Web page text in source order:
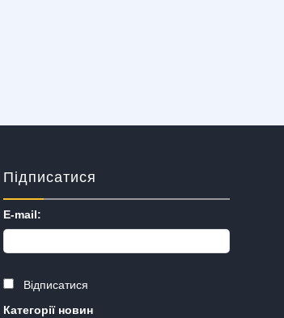
Підписатися
E-mail:
Відписатися
Категорії новин